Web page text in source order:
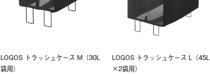
LOGOS トラッシュケース M（30L
袋用）
LOGOS トラッシュケース L（45L
×2袋用）